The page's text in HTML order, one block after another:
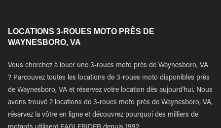
LOCATIONS 3-ROUES MOTO PRÈS DE
WAYNESBORO, VA
Vous cherchez à louer une 3-roues moto près de Waynesboro, VA
? Parcouvez toutes les locations de 3-roues moto disponibles près
de Waynesboro, VA et réservez votre location dès aujourd'hui. Nous
avons trouvé 2 locations de 3-roues moto près de Waynesboro, VA,
réservez la vôtre en ligne et découvrez pourquoi des milliers de